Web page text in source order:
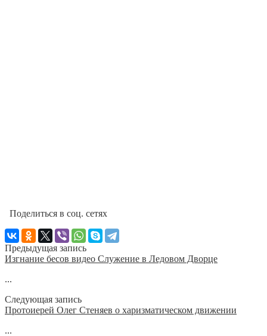
Поделиться в соц. сетях
Предыдущая запись
Изгнание бесов видео Служение в Ледовом Дворце
...
Следующая запись
Протоиерей Олег Стеняев о харизматическом движении
...